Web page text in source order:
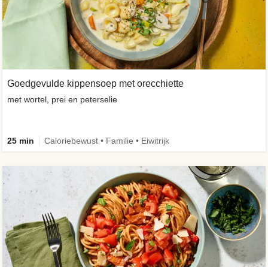
Goedgevulde kippensoep met orecchiette
met wortel, prei en peterselie
25 min Caloriebewust • Familie • Eiwitrijk